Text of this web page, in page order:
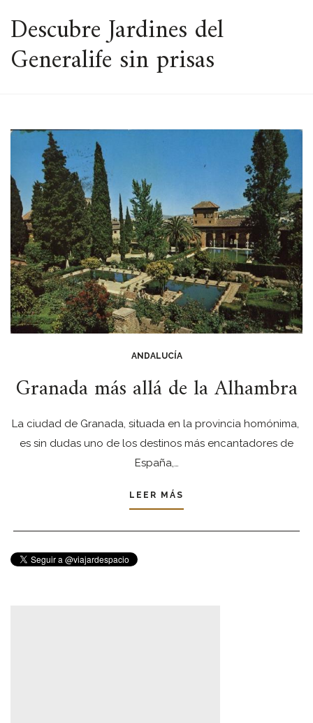
ESPACIO
Descubre Jardines del
Generalife sin prisas
ANDALUCÍA
Granada más allá de la Alhambra
La ciudad de Granada, situada en la provincia homónima,
es sin dudas uno de los destinos más encantadores de
España,…
LEER MÁS